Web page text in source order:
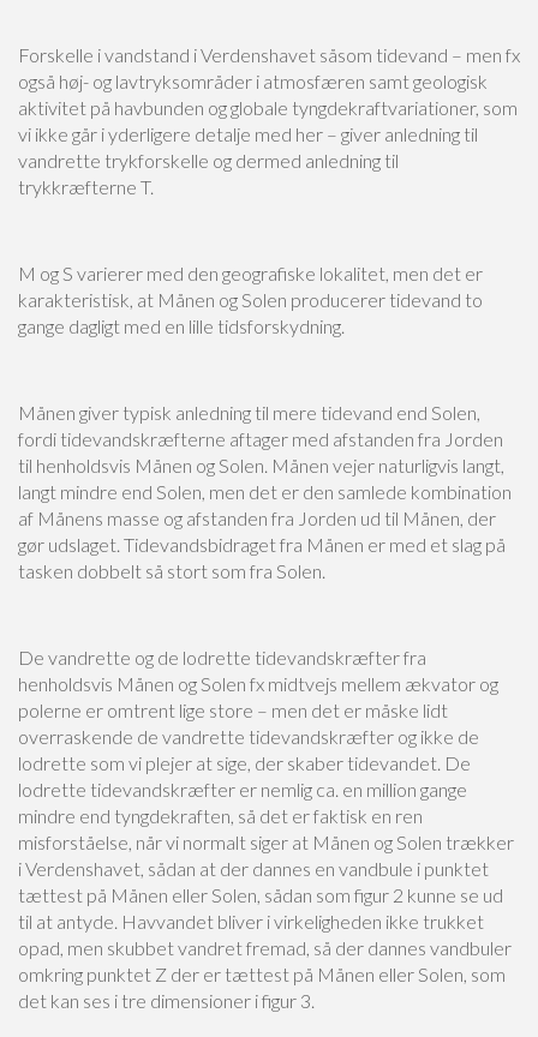
Forskelle i vandstand i Verdenshavet såsom tidevand – men fx
også høj- og lavtryksområder i atmosfæren samt geologisk
aktivitet på havbunden og globale tyngdekraftvariationer, som
vi ikke går i yderligere detalje med her – giver anledning til
vandrette trykforskelle og dermed anledning til
trykkræfterne T.
M og S varierer med den geografiske lokalitet, men det er
karakteristisk, at Månen og Solen producerer tidevand to
gange dagligt med en lille tidsforskydning.
Månen giver typisk anledning til mere tidevand end Solen,
fordi tidevandskræfterne aftager med afstanden fra Jorden
til henholdsvis Månen og Solen. Månen vejer naturligvis langt,
langt mindre end Solen, men det er den samlede kombination
af Månens masse og afstanden fra Jorden ud til Månen, der
gør udslaget. Tidevandsbidraget fra Månen er med et slag på
tasken dobbelt så stort som fra Solen.
De vandrette og de lodrette tidevandskræfter fra
henholdsvis Månen og Solen fx midtvejs mellem ækvator og
polerne er omtrent lige store – men det er måske lidt
overraskende de vandrette tidevandskræfter og ikke de
lodrette som vi plejer at sige, der skaber tidevandet. De
lodrette tidevandskræfter er nemlig ca. en million gange
mindre end tyngdekraften, så det er faktisk en ren
misforståelse, når vi normalt siger at Månen og Solen trækker
i Verdenshavet, sådan at der dannes en vandbule i punktet
tættest på Månen eller Solen, sådan som figur 2 kunne se ud
til at antyde. Havvandet bliver i virkeligheden ikke trukket
opad, men skubbet vandret fremad, så der dannes vandbuler
omkring punktet Z der er tættest på Månen eller Solen, som
det kan ses i tre dimensioner i figur 3.